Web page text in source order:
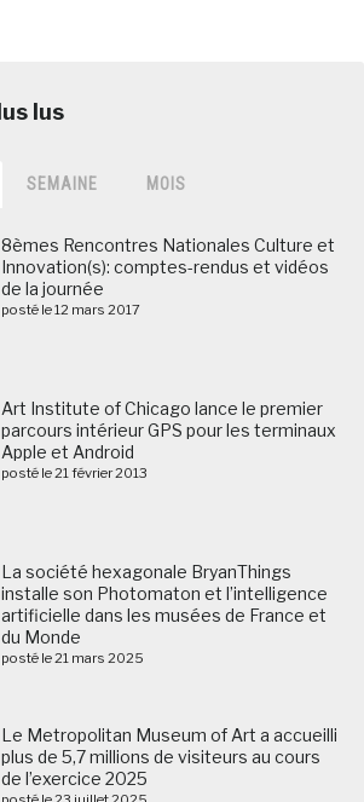
SEMAINE MOIS
8èmes Rencontres Nationales Culture et
Innovation(s): comptes-rendus et vidéos
de la journée
posté le 12 mars 2017
Art Institute of Chicago lance le premier
parcours intérieur GPS pour les terminaux
Apple et Android
posté le 21 février 2013
La société hexagonale BryanThings
installe son Photomaton et l’intelligence
artificielle dans les musées de France et
du Monde
posté le 21 mars 2025
Le Metropolitan Museum of Art a accueilli
plus de 5,7 millions de visiteurs au cours
de l’exercice 2025